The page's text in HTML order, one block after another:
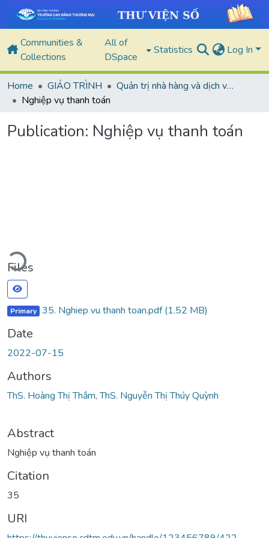
Communities &
Collections
All of
DSpace
Statistics Log In
Home GIÁO TRÌNH
Quản trị nhà hàng và dịch vụ ăn uống
Nghiệp vụ thanh toán
Publication: Nghiệp vụ thanh toán
Files
Primary 35. Nghiep vu thanh toan.pdf(1.52 MB)
Date
2022-07-15
Authors
ThS. Hoàng Thị Thắm, ThS. Nguyễn Thị Thúy Quỳnh
Abstract
Nghiệp vụ thanh toán
Citation
35
URI